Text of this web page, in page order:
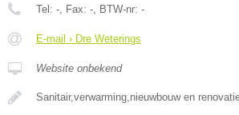
Tel: -, Fax: -, BTW-nr: -
E-mail › Dre Weterings
Website onbekend
Sanitair,verwarming,nieuwbouw en